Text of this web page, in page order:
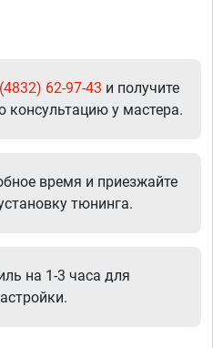
62-97-43 и получите
консультацию у мастера.
время и приезжайте
тюнинга.
на 1-3 часа для